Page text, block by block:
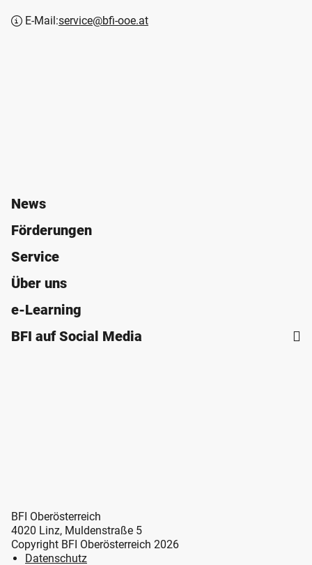
E-Mail:service@bfi-ooe.at
News
Förderungen
Service
Über uns
e-Learning
BFI auf Social Media
BFI Oberösterreich
4020 Linz, Muldenstraße 5
Copyright BFI Oberösterreich 2026
Datenschutz